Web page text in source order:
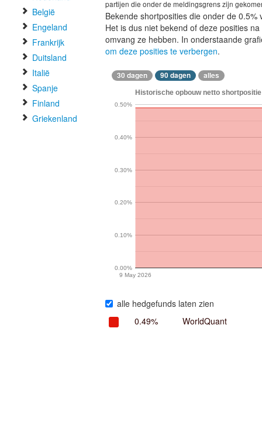
België
Engeland
Frankrijk
Duitsland
Italië
Spanje
Finland
Griekenland
partijen die onder de meldingsgrens zijn
Bekende shortposities die onder de
Het is dus niet bekend of deze posities
omvang ze hebben. In onderstaande
om deze posities te verbergen.
30 dagen 90 dagen alles
Historische opbouw netto
9 May 2026
0.00%
0.10%
0.20%
0.30%
0.40%
0.50%
alle hedgefunds laten zien
0.49%
WorldQuant